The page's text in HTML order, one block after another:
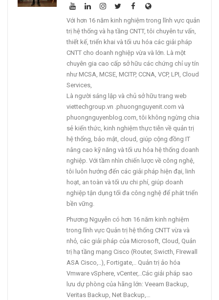
Với hơn 16 năm kinh nghiệm trong lĩnh vực quản
trị hệ thống và hạ tầng CNTT, tôi chuyên tư vấn,
thiết kế, triển khai và tối ưu hóa các giải pháp
CNTT cho doanh nghiệp vừa và lớn. Là một
chuyên gia cao cấp sở hữu các chứng chỉ uy tín
như MCSA, MCSE, MCITP, CCNA, VCP, LPI, Cloud
Services,
Là người sáng lập và chủ sở hữu trang web
viettechgroup.vn .phuongnguyenit.com và
phuongnguyenblog.com, tôi không ngừng chia
sẻ kiến thức, kinh nghiệm thực tiễn về quản trị
hệ thống, bảo mật, cloud, giúp cộng đồng IT
nâng cao kỹ năng và tối ưu hóa hệ thống doanh
nghiệp. Với tầm nhìn chiến lược về công nghệ,
tôi luôn hướng đến các giải pháp hiện đại, linh
hoạt, an toàn và tối ưu chi phí, giúp doanh
nghiệp tận dụng tối đa công nghệ để phát triển
bền vững.
Phương Nguyễn có hơn 16 năm kinh nghiệm
trong lĩnh vực Quản trị hệ thống CNTT vừa và
nhỏ, các giải pháp của Microsoft, Cloud, Quản
trị hạ tầng mạng Cisco (Router, Swicth, FIrewall
ASA Cisco,..), Fortigate,.. Quản trị ảo hóa
Vmware vSphere, vCenter,..Các giải pháp sao
lưu dự phòng của hãng lớn: Veeam Backup,
Veritas Backup, Net Backup,…